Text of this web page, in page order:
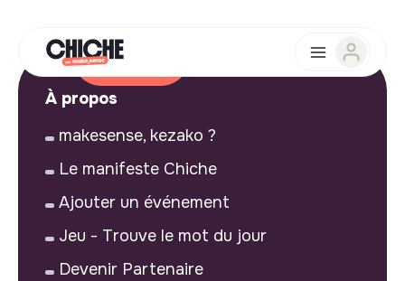
À propos
makesense, kezako ?
Le manifeste Chiche
Ajouter un événement
Jeu - Trouve le mot du jour
Devenir Partenaire